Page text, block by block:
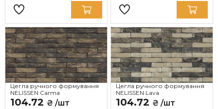
Цегла ручного формування
NELISSEN Carma
104.72 ₴ /шт
Цегла ручного формування
NELISSEN Lava
104.72 ₴ /шт